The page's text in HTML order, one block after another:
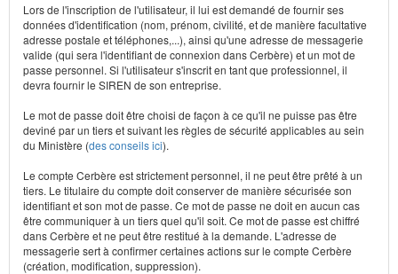
Lors de l'inscription de l'utilisateur, il lui est demandé de fournir ses
données d'identification (nom, prénom, civilité, et de manière facultative
adresse postale et téléphones,...), ainsi qu'une adresse de messagerie
valide (qui sera l'identifiant de connexion dans Cerbère) et un mot de
passe personnel. Si l'utilisateur s'inscrit en tant que professionnel, il
devra fournir le SIREN de son entreprise.
Le mot de passe doit être choisi de façon à ce qu'il ne puisse pas être
deviné par un tiers et suivant les règles de sécurité applicables au sein
du Ministère (des conseils ici).
Le compte Cerbère est strictement personnel, il ne peut être prêté à un
tiers. Le titulaire du compte doit conserver de manière sécurisée son
identifiant et son mot de passe. Ce mot de passe ne doit en aucun cas
être communiquer à un tiers quel qu'il soit. Ce mot de passe est chiffré
dans Cerbère et ne peut être restitué à la demande. L'adresse de
messagerie sert à confirmer certaines actions sur le compte Cerbère
(création, modification, suppression).